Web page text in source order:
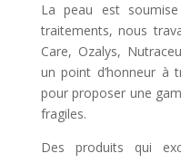
La peau est
traitements, nous
Care, Ozalys,
un point d’honneur à
pour proposer une
fragiles.
Des produits qui